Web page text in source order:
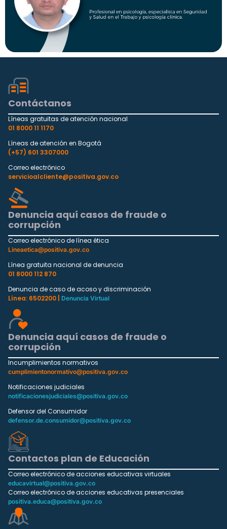
Contáctanos
Líneas gratuitas de atención nacional
01 8000 11 1170
Líneas de atención en Bogotá
(+57) 601 3307000
Correo electrónico
servicioalcliente@positiva.gov.co
Denuncia aquí casos de fraude o
corrupción
Correo electrónico de línea ética
Lineaetica@positiva.gov.co
Línea gratuita nacional de denuncia
01 8000 112 870
Denuncia de caso de acoso y discriminación
Línea: 6502200 |
Denuncia Virtual
Denuncia aquí casos de fraude o
corrupción
Incumplimientos normativos
cumplimientonormativo@positiva.gov.co
Notificaciones judiciales
notificacionesjudiciales@positiva.gov.co
Defensor del Consumidor
defensor.de.consumidor@positiva.gov.co
Contactos plan de Educación
Correo electrónico de acciones educativas virtuales
educavirtual@positiva.gov.co
Correo electrónico de acciones educativas presenciales
positiva.educa@positiva.gov.co